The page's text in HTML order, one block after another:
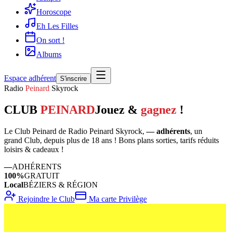
Horoscope
Eh Les Filles
On sort !
Albums
Espace adhérent S'inscrire
Radio Peinard Skyrock
CLUB PEINARDJouez & gagnez !
Le Club Peinard de Radio Peinard Skyrock,—adhérents, un
grand Club, depuis plus de 18 ans ! Bons plans sorties, tarifs réduits
loisirs & cadeaux !
—ADHÉRENTS
100%GRATUIT
LocalBÉZIERS & RÉGION
Rejoindre le Club
Ma carte Privilège